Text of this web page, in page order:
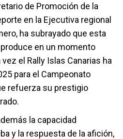
de Promoción de la
en la Ejecutiva regional
ha subrayado que esta
en un momento
el Rally Islas Canarias ha
para el Campeonato
refuerza su prestigio
la capacidad
y la respuesta de la afición,